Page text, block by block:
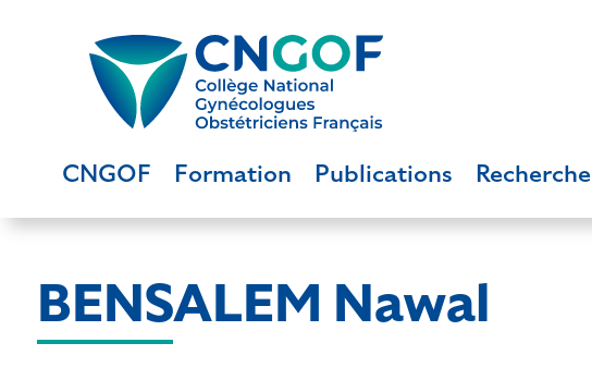
CNGOF Formation Publications Recherche
BENSALEM Nawal